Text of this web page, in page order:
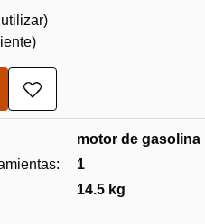
Añadir
a
de
motor de gasolina
1
14.5 kg